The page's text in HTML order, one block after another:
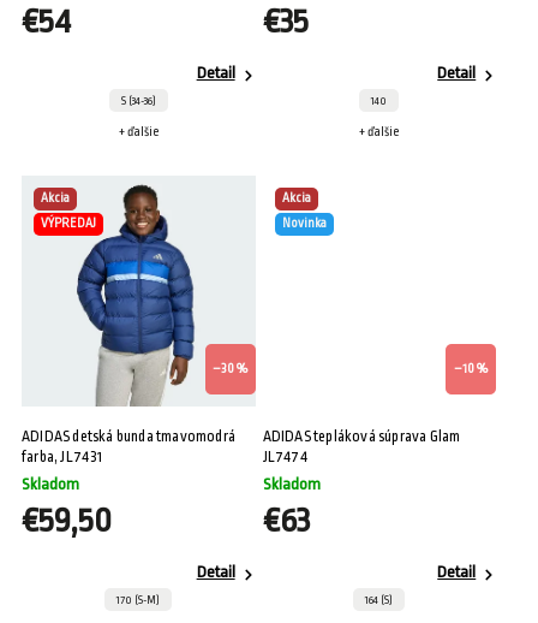
€54
Detail
S (34-36)
+ ďalšie
€35
Detail
140
+ ďalšie
Akcia
VÝPREDAJ
–30 %
ADIDAS detská bunda tmavomodrá
farba, JL7431
Skladom
€59,50
Detail
170 (S-M)
Akcia
Novinka
–10 %
ADIDAS tepláková súprava Glam
JL7474
Skladom
€63
Detail
164 (S)